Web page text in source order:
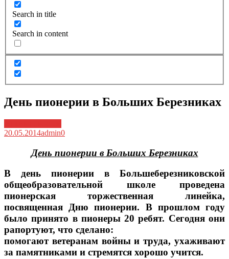
Search in title
Search in content
День пионерии в Больших Березниках
20.05.2014admin0
День пионерии в Больших Березниках
В день пионерии в Большеберезниковской
общеобразовательной школе проведена
пионерская торжественная линейка,
посвященная Дню пионерии. В прошлом году
было принято в пионеры 20 ребят. Сегодня они
рапортуют, что сделано:
помогают ветеранам войны и труда, ухаживают
за памятниками и стремятся хорошо учится.